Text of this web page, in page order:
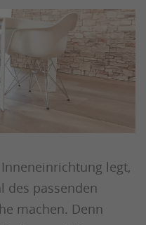
legt,
des passenden
machen. Denn